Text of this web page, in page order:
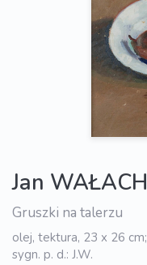
Jan WAŁACH
Gruszki na talerzu
olej, tektura, 23 x 26 cm;
sygn. p. d.: J.W.